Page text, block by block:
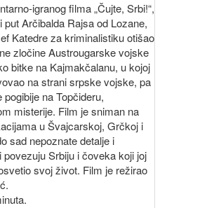
igranog filma „Čujte, Srbi!“,
put Arčibalda Rajsa od Lozane,
Katedre za kriminalistiku otišao
zločine Austrougarske vojske
bitke na Kajmakčalanu, u kojoj
na strani srpske vojske, pa
na Topčideru,
misterije. Film je sniman na
u Švajcarskoj, Grčkoj i
sad nepoznate detalje i
povezuju Srbiju i čoveka koji joj
svoj život. Film je režirao